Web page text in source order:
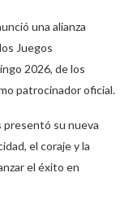
una alianza
Juegos
2026, de los
patrocinador oficial.
presentó su nueva
el coraje y la
el éxito en